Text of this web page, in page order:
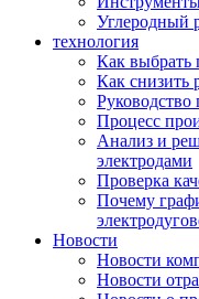
Углеродный
технология
Как выбрать
Как снизить
Руководство
Процесс
Анализ и
электродами
Проверка
Почему
Новости
Новости
Новости